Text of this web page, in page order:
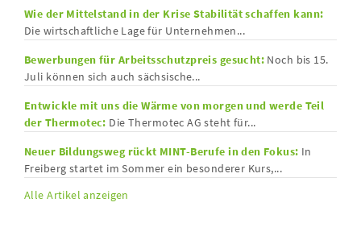
Wie der Mittelstand in der Krise Stabilität schaffen kann:
Die wirtschaftliche Lage für Unternehmen...
Bewerbungen für Arbeitsschutzpreis gesucht: Noch bis 15.
Juli können sich auch sächsische...
Entwickle mit uns die Wärme von morgen und werde Teil
der Thermotec: Die Thermotec AG steht für...
Neuer Bildungsweg rückt MINT-Berufe in den Fokus: In
Freiberg startet im Sommer ein besonderer Kurs,...
Alle Artikel anzeigen